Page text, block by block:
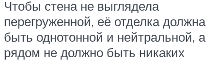
Чтобы стена не выглядела
перегруженной, её отделка должна
быть однотонной и нейтральной, а
рядом не должно быть никаких